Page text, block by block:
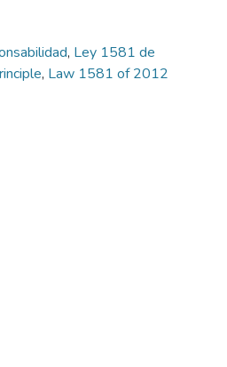
, Ley 1581 de
, Law 1581 of 2012